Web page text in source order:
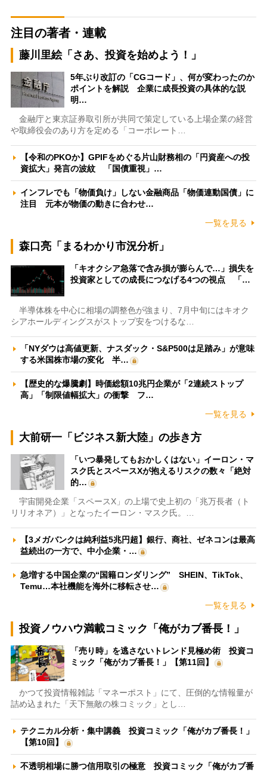
注目の著者・連載
藤川里絵「さあ、投資を始めよう！」
5年ぶり改訂の「CGコード」、何が変わったのか
ポイントを解説 企業に成長投資の具体的な説
明…
金融庁と東京証券取引所が共同で策定している上場企業の経営
や取締役会のあり方を定める「コーポレート…
【令和のPKOか】GPIFをめぐる片山財務相の「円資産への投
資拡大」発言の波紋 「国債重視」…
インフレでも「物価負け」しない金融商品「物価連動国債」に
注目 元本が物価の動きに合わせ…
一覧を見る
森口亮「まるわかり市況分析」
「キオクシア急落で含み損が膨らんで…」損失を
投資家としての成長につなげる4つの視点 「…
半導体株を中心に相場の調整色が強まり、7月中旬にはキオク
シアホールディングスがストップ安をつけるな…
「NYダウは高値更新、ナスダック・S&P500は足踏み」が意味
する米国株市場の変化 半…
【歴史的な爆騰劇】時価総額10兆円企業が「2連続ストップ
高」「制限値幅拡大」の衝撃 フ…
一覧を見る
大前研一「ビジネス新大陸」の歩き方
「いつ暴発してもおかしくはない」イーロン・マ
スク氏とスペースXが抱えるリスクの数々「絶対
的…
宇宙開発企業「スペースX」の上場で史上初の「兆万長者（ト
リリオネア）」となったイーロン・マスク氏。…
【3メガバンクは純利益5兆円超】銀行、商社、ゼネコンは最高
益続出の一方で、中小企業・…
急増する中国企業の“国籍ロンダリング” SHEIN、TikTok、
Temu…本社機能を海外に移転させ…
一覧を見る
投資ノウハウ満載コミック「俺がカブ番長！」
「売り時」を逃さないトレンド見極め術 投資コ
ミック「俺がカブ番長！」【第11回】
かつて投資情報雑誌「マネーポスト」にて、圧倒的な情報量が
詰め込まれた「天下無敵の株コミック」とし…
テクニカル分析・集中講義 投資コミック「俺がカブ番長！」
【第10回】
不透明相場に勝つ信用取引の極意 投資コミック「俺がカブ番